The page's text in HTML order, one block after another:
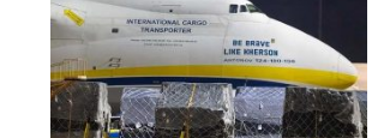
«Это не провал»:
BadComedian объяснил,
почему на премьере
«Колобка» оказались пустые
кинозалы